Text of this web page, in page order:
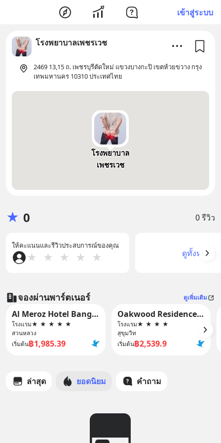
เข้าสู่ระบบ
โรงพยาบาลเพชรเวช
2469 13,15 ถ. เพชรบุรีตัดใหม่ แขวงบางกะปิ เขตห้วยขวาง กรุง
เทพมหานคร 10310 ประเทศไทย
โรงพยาบาล
เพชรเวช
★ 0 0 รีวิว
ให้คะแนนและรีวิวประสบการณ์ของคุณ
★ ★ ★ ★ ★ ดูทั้งหมด
จองผ่านพาร์ตเนอร์ ดูเพิ่มเติม
Al Meroz Hotel Bangkok- The Leading Halal Hotel Bangkok
โรงแรม★ ★ ★ ★ ★
สวนหลวง
เริ่มต้น฿1,985.39
Oakwood Residence Sukhumvit Thonglor Bangkok
โรงแรม★ ★ ★ ★
สุขุมวิท
เริ่มต้น฿2,539.9
ล่าสุด ยอดนิยม คำถาม